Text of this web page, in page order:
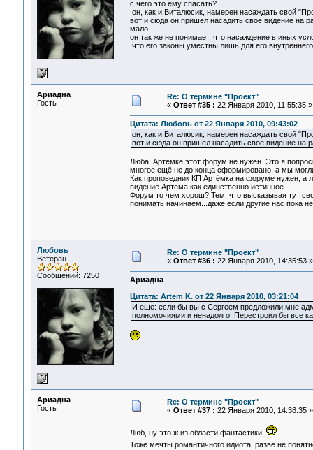
с чего это ему спасать?
он, как и Виталюсик, намерен насаждать свой
вот и сюда он пришел насадить свое видение на
мало...
он так же не понимает, что насаждение в иных
что его законы уместны лишь для его
Ариадна
Гость
Re: О термине "Проект"
« Ответ #35 : 22 Января 2010, 11:55:35 »
Цитата: Любовь от 22 Января 2010, 09:43:02
он, как и Виталюсик, намерен насаждать свой
вот и сюда он пришел насадить свое видение на
Люба, Артёмке этот форум не нужен. Это я
многое ещё не до конца сформировано, а мы
Как проповедник КП Артёмка на форуме нужен, а
видение Артёма как единственно истинное...
Форум то чем хорош? Тем, что высказывая тут
понимать начинаем...даже если другие нас пока
Любовь
Ветеран
Сообщений: 7250
Re: О термине "Проект"
« Ответ #36 : 22 Января 2010, 14:35:53 »
Ариадна
Цитата: Artem K. от 22 Января 2010, 03:21:04
И еще: если бы вы с Сергеем предложили мне
полномочиями и ненадолго. Перестроил бы все
Ариадна
Гость
Re: О термине "Проект"
« Ответ #37 : 22 Января 2010, 14:38:35 »
Люб, ну это ж из области фантастики
Тоже мечты романтичного идиота, разве не